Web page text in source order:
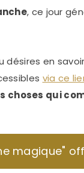
, ce jour
désires en
via ce
choses qui
magique"